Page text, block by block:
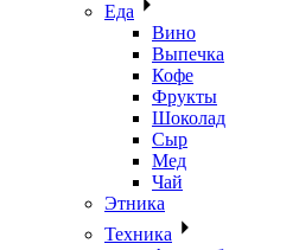
Еда
Вино
Выпечка
Кофе
Фрукты
Шоколад
Сыр
Мед
Чай
Этника
Техника